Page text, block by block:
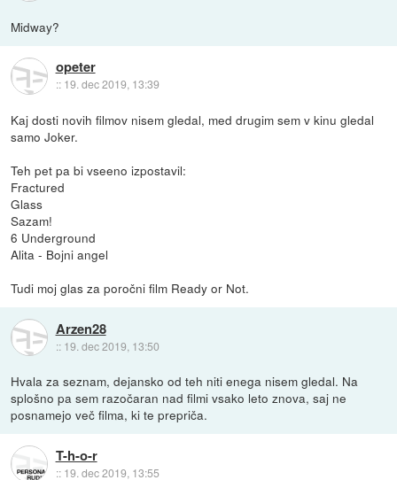
Midway?
opeter
:: 19. dec 2019, 13:39
Kaj dosti novih filmov nisem gledal, med drugim sem v kinu gledal
samo Joker.
Teh pet pa bi vseeno izpostavil:
Fractured
Glass
Sazam!
6 Underground
Alita - Bojni angel
Tudi moj glas za poročni film Ready or Not.
Arzen28
:: 19. dec 2019, 13:50
Hvala za seznam, dejansko od teh niti enega nisem gledal. Na
splošno pa sem razočaran nad filmi vsako leto znova, saj ne
posnamejo več filma, ki te prepriča.
T-h-o-r
:: 19. dec 2019, 13:55